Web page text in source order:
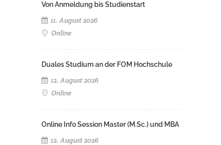
Von Anmeldung bis Studienstart
11. August 2026
Online
Duales Studium an der FOM Hochschule
12. August 2026
Online
Online Info Session Master (M.Sc.) und MBA
12. August 2026